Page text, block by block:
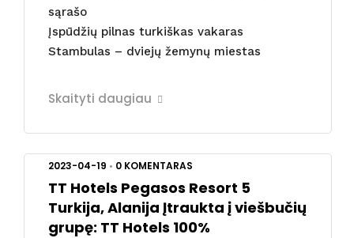
sąrašo
Įspūdžių pilnas turkiškas vakaras
Stambulas – dviejų žemynų miestas
Skaityti daugiau
2023-04-19 • 0 KOMENTARAS
TT Hotels Pegasos Resort 5
Turkija, Alanija Įtraukta į viešbučių
grupę: TT Hotels 100%